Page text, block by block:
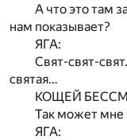
А что это там
нам показывает?
ЯГА:
Свят-свят-
святая…
КОЩЕЙ
Так может мне
ЯГА: